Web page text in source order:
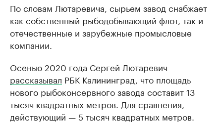
По словам Лютаревича, сырьем завод снабжает
как собственный рыбодобывающий флот, так и
отечественные и зарубежные промысловые
компании.
Осенью 2020 года Сергей Лютаревич
рассказывал РБК Калининград, что площадь
нового рыбоконсервного завода составит 13
тысяч квадратных метров. Для сравнения,
действующий — 5 тысяч квадратных метров.